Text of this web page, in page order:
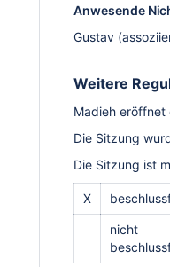
Anwesende
Gustav
Weitere
Madieh eröffnet
Die Sitzung
Die Sitzung ist
X
nicht